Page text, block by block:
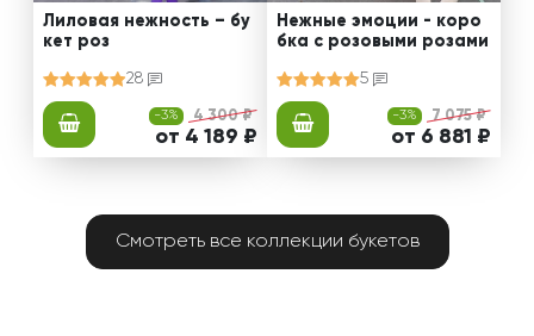
Лиловая нежность – бу
кет роз
28
-3% 4 300 ₽
от 4 189 ₽
Нежные эмоции - коро
бка с розовыми розами
5
-3% 7 075 ₽
от 6 881 ₽
Смотреть все коллекции букетов